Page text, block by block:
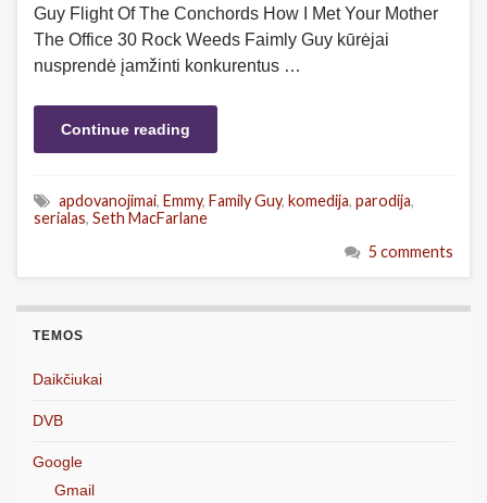
Guy Flight Of The Conchords How I Met Your Mother
The Office 30 Rock Weeds Faimly Guy kūrėjai
nusprendė įamžinti konkurentus …
Continue reading
apdovanojimai, Emmy, Family Guy, komedija, parodija,
serialas, Seth MacFarlane
5 comments
TEMOS
Daikčiukai
DVB
Google
Gmail